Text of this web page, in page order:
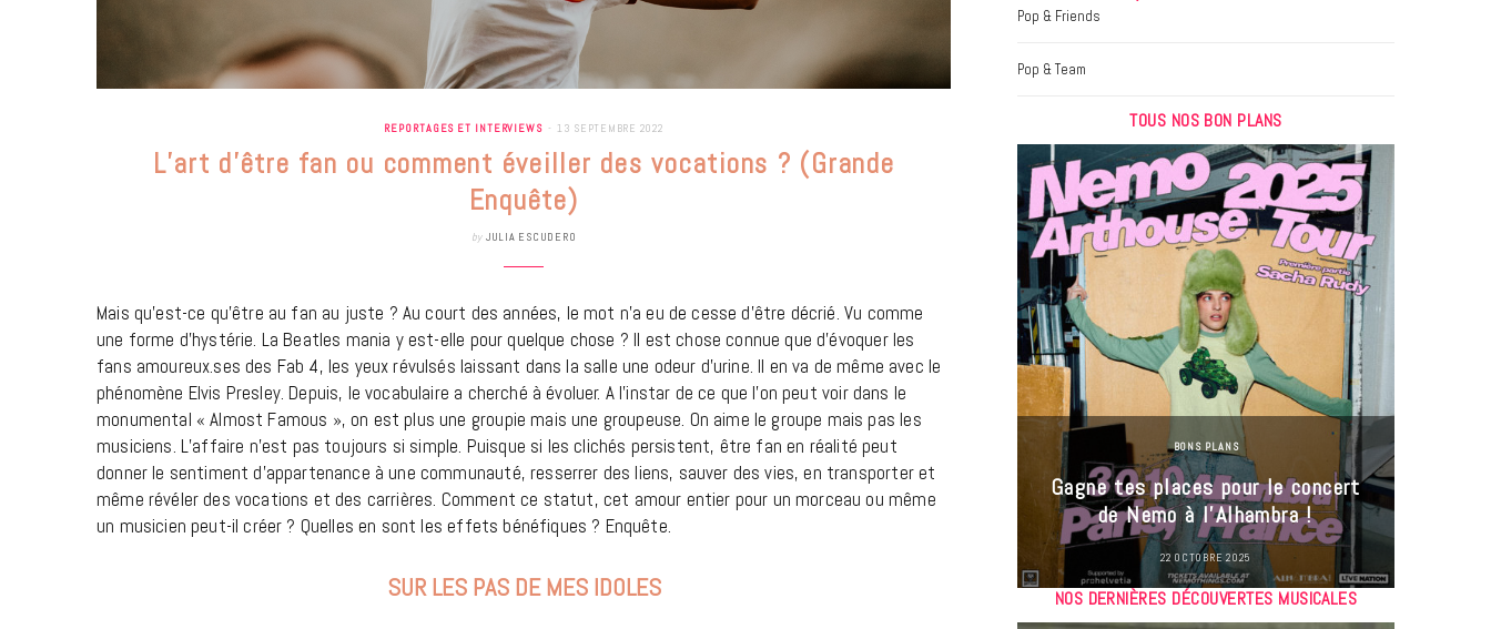
REPORTAGES ET INTERVIEWS 13 SEPTEMBRE 2022
L’art d’être fan ou comment éveiller des vocations ? (Grande
Enquête)
by JULIA ESCUDERO
Mais qu’est-ce qu’être au fan au juste ? Au court des années, le mot n’a eu de cesse d’être décrié. Vu comme
une forme d’hystérie. La Beatles mania y est-elle pour quelque chose ? Il est chose connue que d’évoquer les
fans amoureux.ses des Fab 4, les yeux révulsés laissant dans la salle une odeur d’urine. Il en va de même avec le
phénomène Elvis Presley. Depuis, le vocabulaire a cherché à évoluer. A l’instar de ce que l’on peut voir dans le
monumental « Almost Famous », on est plus une groupie mais une groupeuse. On aime le groupe mais pas les
musiciens. L’affaire n’est pas toujours si simple. Puisque si les clichés persistent, être fan en réalité peut
donner le sentiment d’appartenance à une communauté, resserrer des liens, sauver des vies, en transporter et
même révéler des vocations et des carrières. Comment ce statut, cet amour entier pour un morceau ou même
un musicien peut-il créer ? Quelles en sont les effets bénéfiques ? Enquête.
SUR LES PAS DE MES IDOLES
Pop & Friends
Pop & Team
TOUS NOS BON PLANS
BONS PLANS
Les Eclatantes : une soirée entre
concerts, expos, kart, aéroplume…
à la Cité des Sciences
BONS PLANS
Gagne tes places pour le concert
de Nemo à l’Alhambra !
22 OCTOBRE 2025
NOS DERNIÈRES DÉCOUVERTES MUSICALES